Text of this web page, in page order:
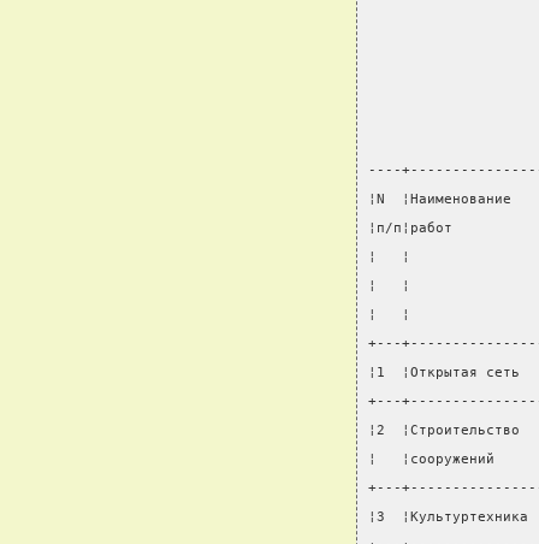
----
¦N
¦п/п¦работ
¦   ¦
¦   ¦
¦   ¦
+---
¦1  ¦Открытая сеть
+---
¦2  ¦Строительство
¦
+---
¦3